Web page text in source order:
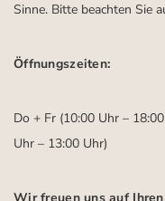
Sinne. Bitte beachten Sie
Öffnungszeiten:
Do + Fr (10:00 Uhr –
Uhr – 13:00 Uhr)